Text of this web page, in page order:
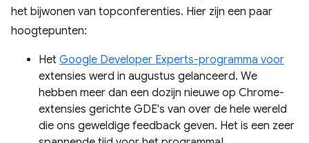
het bijwonen van topconferenties. Hier zijn een paar
hoogtepunten:
Het Google Developer Experts-programma voor
extensies werd in augustus gelanceerd. We
hebben meer dan een dozijn nieuwe op Chrome-
extensies gerichte GDE's van over de hele wereld
die ons geweldige feedback geven. Het is een zeer